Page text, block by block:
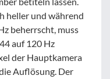
heller und während
beherrscht, muss
auf 120 Hz
der Hauptkamera
Auflösung. Der